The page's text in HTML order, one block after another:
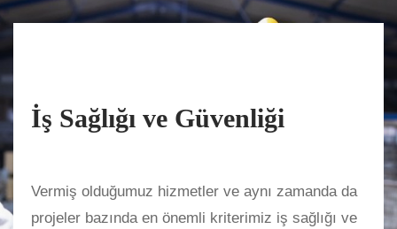
İş Sağlığı ve Güvenliği
Vermiş olduğumuz hizmetler ve aynı zamanda da
projeler bazında en önemli kriterimiz iş sağlığı ve